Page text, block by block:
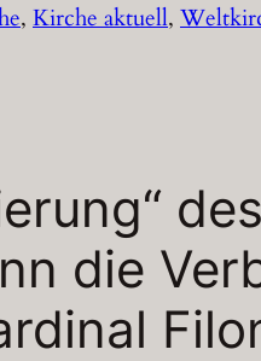
, Kirche aktuell,
die